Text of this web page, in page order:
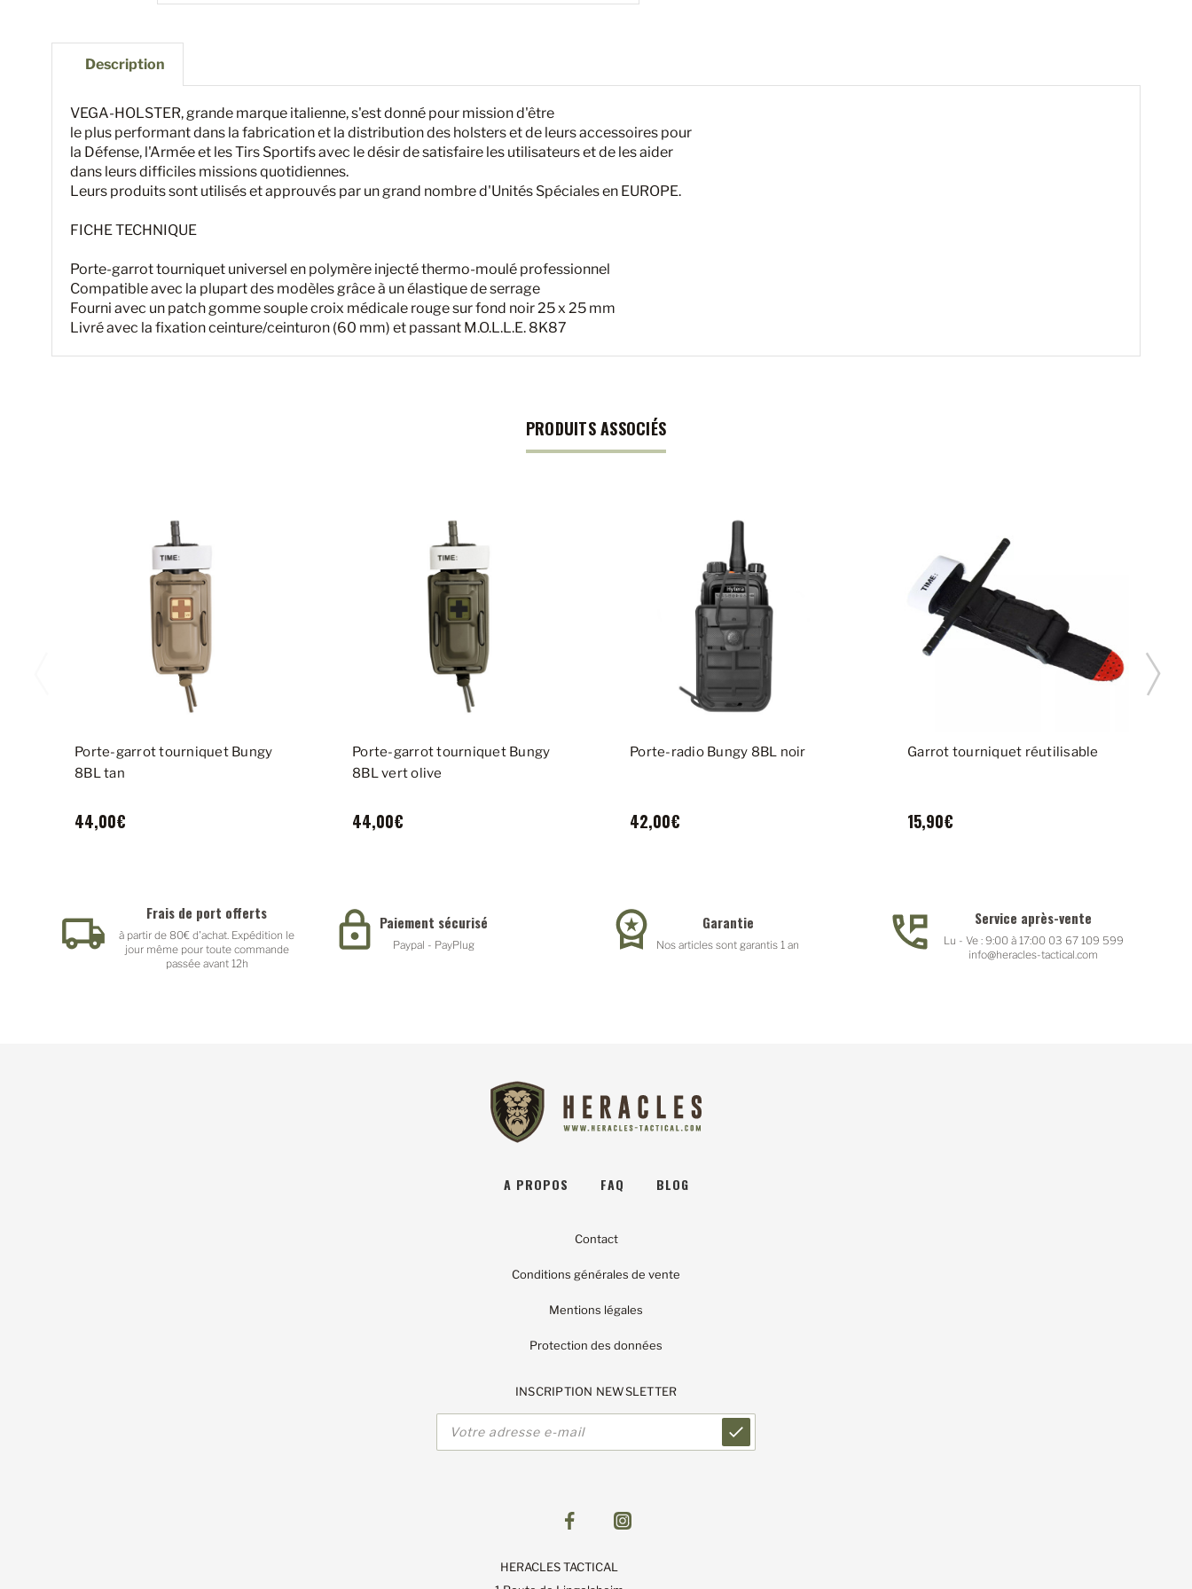
Description
VEGA-HOLSTER, grande marque italienne, s'est donné pour mission d'être
le plus performant dans la fabrication et la distribution des holsters et de leurs accessoires pour
la Défense, l'Armée et les Tirs Sportifs avec le désir de satisfaire les utilisateurs et de les aider
dans leurs difficiles missions quotidiennes.
Leurs produits sont utilisés et approuvés par un grand nombre d'Unités Spéciales en EUROPE.
FICHE TECHNIQUE
Porte-garrot tourniquet universel en polymère injecté thermo-moulé professionnel
Compatible avec la plupart des modèles grâce à un élastique de serrage
Fourni avec un patch gomme souple croix médicale rouge sur fond noir 25 x 25 mm
Livré avec la fixation ceinture/ceinturon (60 mm) et passant M.O.L.L.E. 8K87
PRODUITS ASSOCIÉS
Porte-garrot tourniquet Bungy
8BL tan
44,00€
Porte-garrot tourniquet Bungy
8BL vert olive
44,00€
Porte-radio Bungy 8BL noir
42,00€
Garrot tourniquet réutilisable
15,90€
Frais de port offerts
à partir de 80€ d'achat. Expédition le
jour même pour toute commande
passée avant 12h
Paiement sécurisé
Paypal - PayPlug
Garantie
Nos articles sont garantis 1 an
Service après-vente
Lu - Ve : 9:00 à 17:00 03 67 109 599
info@heracles-tactical.com
A PROPOS FAQ BLOG
Contact
Conditions générales de vente
Mentions légales
Protection des données
INSCRIPTION NEWSLETTER
Adresse
HERACLES TACTICAL